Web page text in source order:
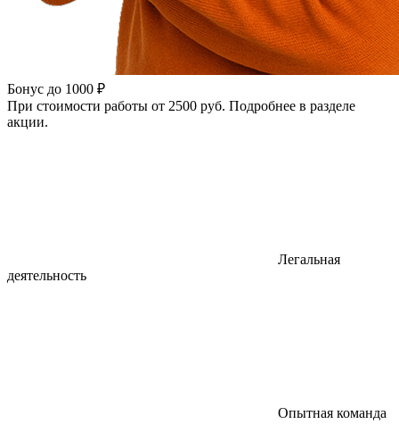
Бонус до 1000 ₽
При стоимости работы от 2500 руб. Подробнее в разделе
акции.
Легальная
деятельность
Опытная команда